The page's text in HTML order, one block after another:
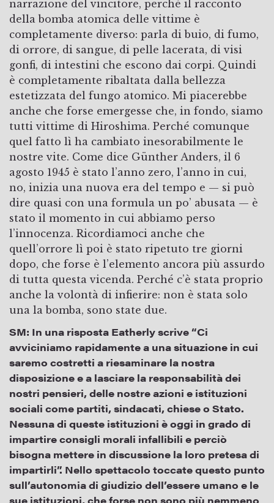
narrazione del vincitore, perché il racconto
della bomba atomica delle vittime è
completamente diverso: parla di buio, di fumo,
di orrore, di sangue, di pelle lacerata, di visi
gonfi, di intestini che escono dai corpi. Quindi
è completamente ribaltata dalla bellezza
estetizzata del fungo atomico. Mi piacerebbe
anche che forse emergesse che, in fondo, siamo
tutti vittime di Hiroshima. Perché comunque
quel fatto lì ha cambiato inesorabilmente le
nostre vite. Come dice Günther Anders, il 6
agosto 1945 è stato l’anno zero, l’anno in cui,
no, inizia una nuova era del tempo e — si può
dire quasi con una formula un po’ abusata — è
stato il momento in cui abbiamo perso
l’innocenza. Ricordiamoci anche che
quell’orrore lì poi è stato ripetuto tre giorni
dopo, che forse è l’elemento ancora più assurdo
di tutta questa vicenda. Perché c’è stata proprio
anche la volontà di infierire: non è stata solo
una la bomba, sono state due.
SM: In una risposta Eatherly scrive “Ci
avviciniamo rapidamente a una situazione in cui
saremo costretti a riesaminare la nostra
disposizione e a lasciare la responsabilità dei
nostri pensieri, delle nostre azioni e istituzioni
sociali come partiti, sindacati, chiese o Stato.
Nessuna di queste istituzioni è oggi in grado di
impartire consigli morali infallibili e perciò
bisogna mettere in discussione la loro pretesa di
impartirli”. Nello spettacolo toccate questo punto
sull’autonomia di giudizio dell’essere umano e le